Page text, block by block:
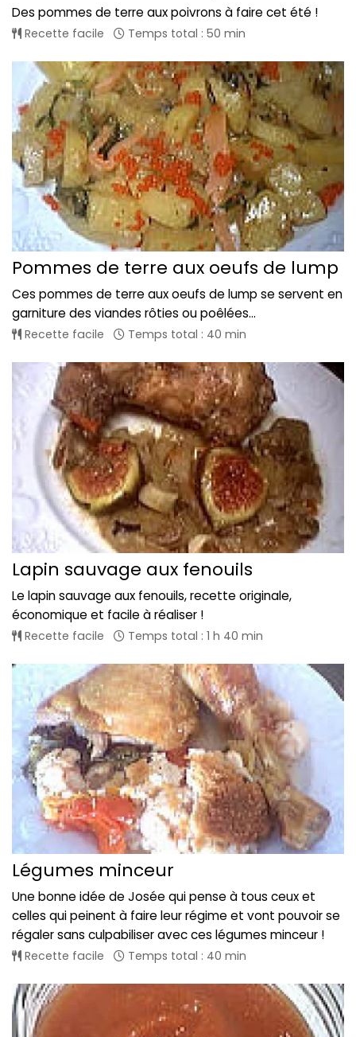
Des pommes de terre aux poivrons à faire cet été !
Recette facile Temps total : 50 min
Pommes de terre aux oeufs de lump
Ces pommes de terre aux oeufs de lump se servent en
garniture des viandes rôties ou poêlées...
Recette facile Temps total : 40 min
Lapin sauvage aux fenouils
Le lapin sauvage aux fenouils, recette originale,
économique et facile à réaliser !
Recette facile Temps total : 1 h 40 min
Légumes minceur
Une bonne idée de Josée qui pense à tous ceux et
celles qui peinent à faire leur régime et vont pouvoir se
régaler sans culpabiliser avec ces légumes minceur !
Recette facile Temps total : 40 min